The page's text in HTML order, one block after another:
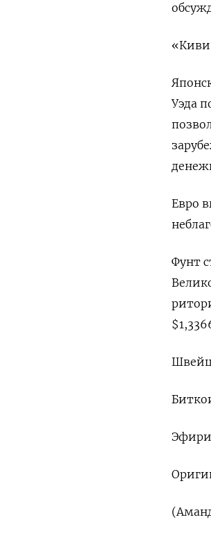
Уэда
Евро
Фунт